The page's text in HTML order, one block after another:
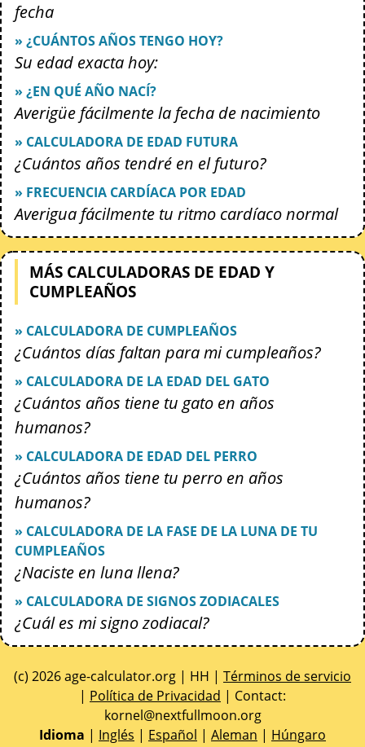
fecha
» ¿CUÁNTOS AÑOS TENGO HOY?
Su edad exacta hoy:
» ¿EN QUÉ AÑO NACÍ?
Averigüe fácilmente la fecha de nacimiento
» CALCULADORA DE EDAD FUTURA
¿Cuántos años tendré en el futuro?
» FRECUENCIA CARDÍACA POR EDAD
Averigua fácilmente tu ritmo cardíaco normal
MÁS CALCULADORAS DE EDAD Y
CUMPLEAÑOS
» CALCULADORA DE CUMPLEAÑOS
¿Cuántos días faltan para mi cumpleaños?
» CALCULADORA DE LA EDAD DEL GATO
¿Cuántos años tiene tu gato en años
humanos?
» CALCULADORA DE EDAD DEL PERRO
¿Cuántos años tiene tu perro en años
humanos?
» CALCULADORA DE LA FASE DE LA LUNA DE TU
CUMPLEAÑOS
¿Naciste en luna llena?
» CALCULADORA DE SIGNOS ZODIACALES
¿Cuál es mi signo zodiacal?
(c) 2026 age-calculator.org | HH | Términos de servicio
| Política de Privacidad | Contact:
gro.noomlluftxen@lenrok
Idioma | Inglés | Español | Aleman | Húngaro